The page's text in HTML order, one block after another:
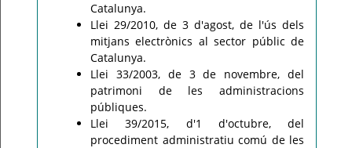
Catalunya.
Llei 29/2010, de 3 d'agost, de l'ús dels
mitjans electrònics al sector públic de
Catalunya.
Llei 33/2003, de 3 de novembre, del
patrimoni de les administracions
públiques.
Llei 39/2015, d'1 d'octubre, del
procediment administratiu comú de les